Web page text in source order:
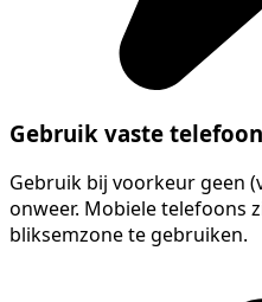
Gebruik vaste
Gebruik bij voorkeur geen
onweer. Mobiele telefoons
bliksemzone te gebruiken.